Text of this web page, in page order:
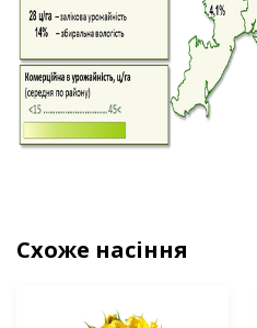
Схоже насіння